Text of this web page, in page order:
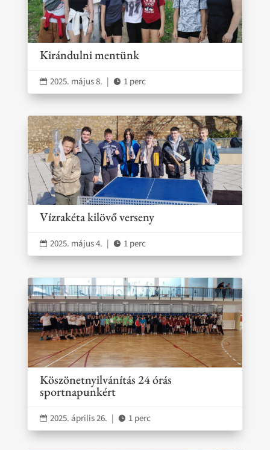
Kirándulni mentünk
 2025. május 8. |  1 perc
Vízrakéta kilövő verseny
 2025. május 4. |  1 perc
Köszönetnyilvánítás 24 órás
sportnapunkért
 2025. április 26. |  1 perc